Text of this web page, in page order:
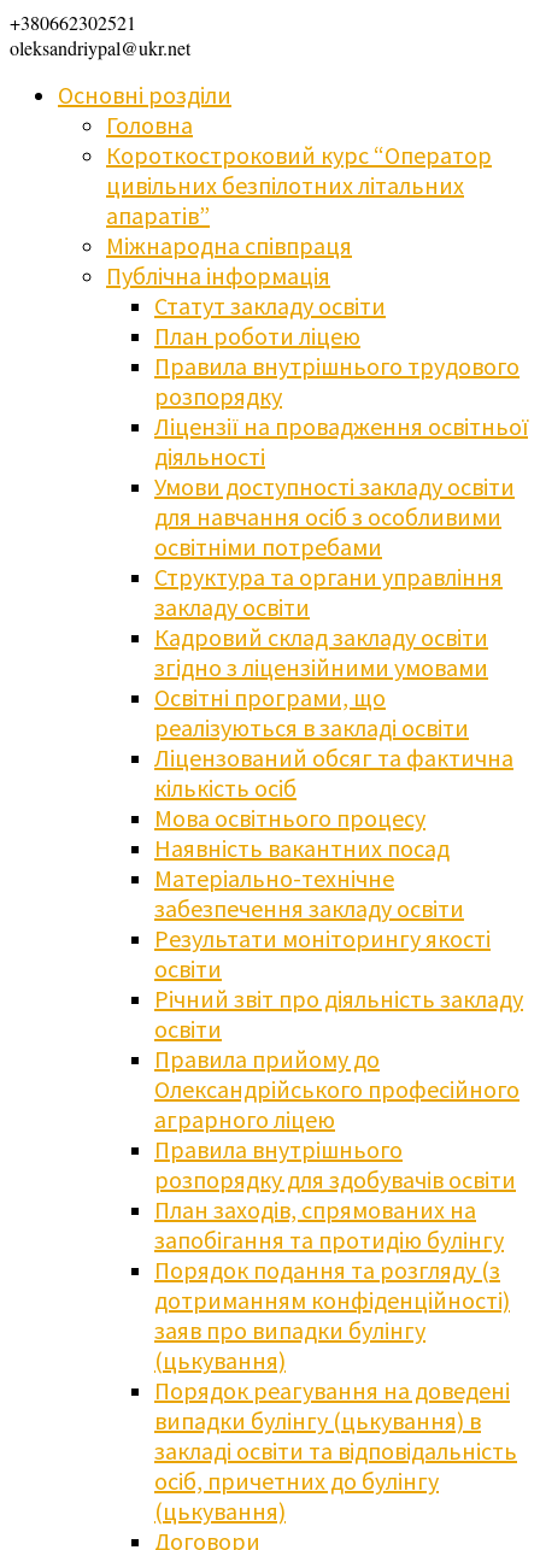
+380662302521
oleksandriypal@ukr.net
Основні розділи
Головна
Короткостроковий курс “Оператор
цивільних безпілотних літальних
апаратів”
Міжнародна співпраця
Публічна інформація
Статут закладу освіти
План роботи ліцею
Правила внутрішнього трудового
розпорядку
Ліцензії на провадження освітньої
діяльності
Умови доступності закладу освіти
для навчання осіб з особливими
освітніми потребами
Структура та органи управління
закладу освіти
Кадровий склад закладу освіти
згідно з ліцензійними умовами
Освітні програми, що
реалізуються в закладі освіти
Ліцензований обсяг та фактична
кількість осіб
Мова освітнього процесу
Наявність вакантних посад
Матеріально-технічне
забезпечення закладу освіти
Результати моніторингу якості
освіти
Річний звіт про діяльність закладу
освіти
Правила прийому до
Олександрійського професійного
аграрного ліцею
Правила внутрішнього
розпорядку для здобувачів освіти
План заходів, спрямованих на
запобігання та протидію булінгу
Порядок подання та розгляду (з
дотриманням конфіденційності)
заяв про випадки булінгу
(цькування)
Порядок реагування на доведені
випадки булінгу (цькування) в
закладі освіти та відповідальність
осіб, причетних до булінгу
(цькування)
Договори